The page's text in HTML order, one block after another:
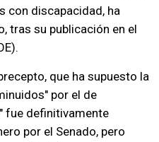
con discapacidad, ha
tras su publicación en el
que ha supuesto la
por el de
fue definitivamente
por el Senado, pero